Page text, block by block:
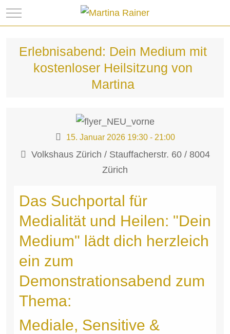
Mobile Menu Toggle
Erlebnisabend: Dein Medium mit
kostenloser Heilsitzung von
Martina
15. Januar 2026 19:30- 21:00
Volkshaus Zürich / Stauffacherstr. 60 / 8004
Zürich
Das Suchportal für
Medialität und Heilen: "Dein
Medium" lädt dich herzleich
ein zum
Demonstrationsabend zum
Thema:
Mediale, Sensitive &